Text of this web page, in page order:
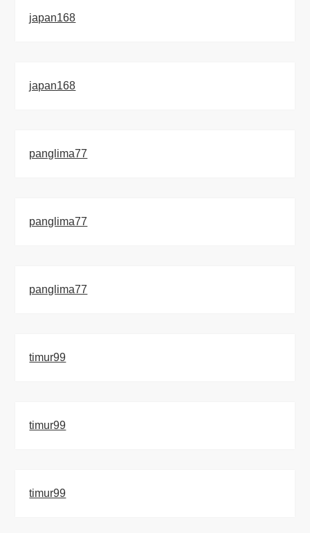
japan168
japan168
panglima77
panglima77
panglima77
timur99
timur99
timur99